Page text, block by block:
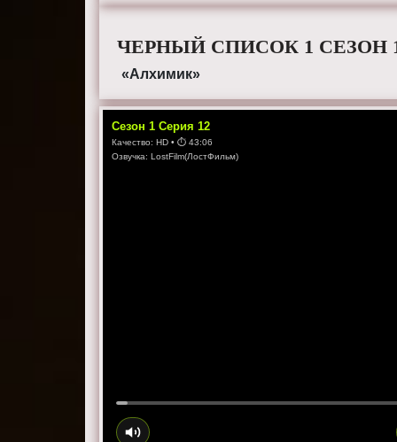
ЧЕРНЫЙ СПИСОК 1 СЕЗОН
«Алхимик»
Сезон1 Серия12
Качество:HD • ⏱43:06
Озвучка:LostFilm(ЛостФильм)